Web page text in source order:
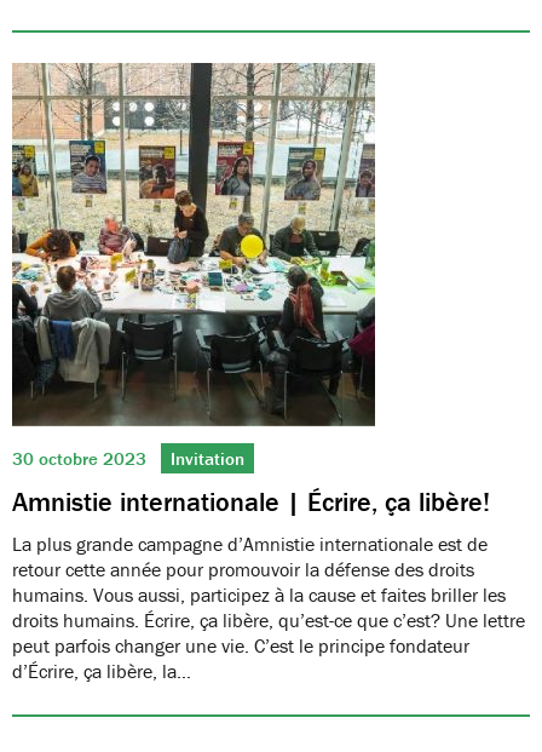
30 octobre 2023 Invitation
Amnistie internationale | Écrire, ça libère!
La plus grande campagne d’Amnistie internationale est de
retour cette année pour promouvoir la défense des droits
humains. Vous aussi, participez à la cause et faites briller les
droits humains. Écrire, ça libère, qu’est-ce que c’est? Une lettre
peut parfois changer une vie. C’est le principe fondateur
d’Écrire, ça libère, la…